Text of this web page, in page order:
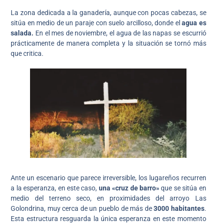
La zona dedicada a la ganadería, aunque con pocas cabezas, se
sitúa en medio de un paraje con suelo arcilloso, donde elagua es
salada. En el mes de noviembre, el agua de las napas se escurrió
prácticamente de manera completa y la situación se tornó más
que critica.
Ante un escenario que parece irreversible, los lugareños recurren
a la esperanza, en este caso, una «cruz de barro»que se sitúa en
medio del terreno seco, en proximidades del arroyo Las
Golondrina, muy cerca de un pueblo de más de3000 habitantes.
Esta estructura resguarda la única esperanza en este momento